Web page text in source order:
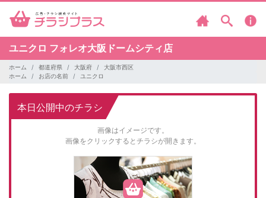
ユニクロ フォレオ大阪ドームシティ店
ホーム 都道府県 大阪府
大阪市西区
ホーム
お店の名前 ユニクロ
本日公開中のチラシ
画像はイメージです。
画像をクリックするとチラシが開きます。